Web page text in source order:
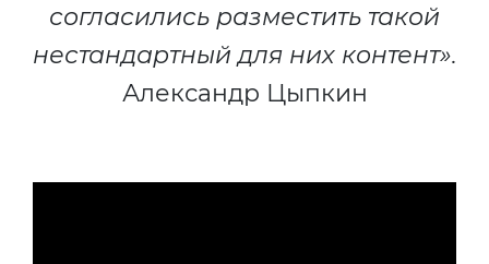
согласились разместить такой
нестандартный для них контент».
Александр Цыпкин